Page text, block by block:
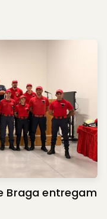
Braga entregam